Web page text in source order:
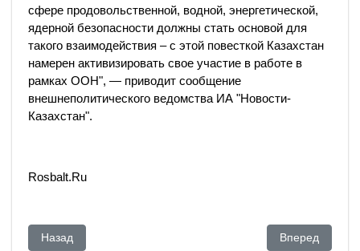
сфере продовольственной, водной, энергетической,
ядерной безопасности должны стать основой для
такого взаимодействия – с этой повесткой Казахстан
намерен активизировать свое участие в работе в
рамках ООН", — приводит сообщение
внешнеполитического ведомства ИА "Новости-
Казахстан".
Rosbalt.Ru
Предыдущий: САМ: Навального давай! Появление
Назад Следующий:
Вперед